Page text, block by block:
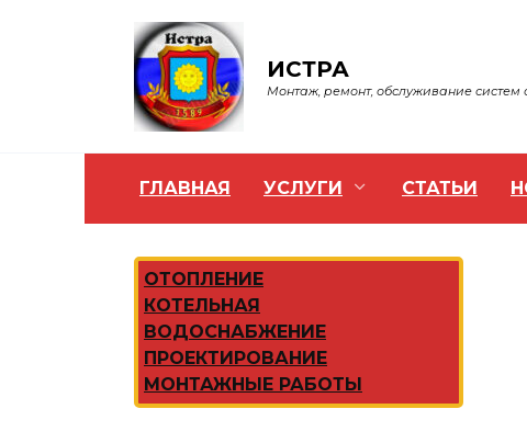
ИСТРА
Монтаж, ремонт, обслуживание систем
ГЛАВНАЯ УСЛУГИ СТАТЬИ
ОТОПЛЕНИЕ
КОТЕЛЬНАЯ
ВОДОСНАБЖЕНИЕ
ПРОЕКТИРОВАНИЕ
МОНТАЖНЫЕ РАБОТЫ